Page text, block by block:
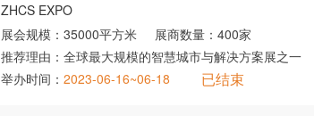
ZHCS EXPO
展会规模： 35000平方米 展商数量： 400家
推荐理由： 全球最大规模的智慧城市与解决方案展之一
举办时间： 2023-06-16~06-18 已结束